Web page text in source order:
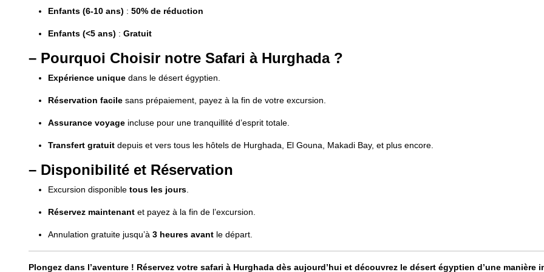
Enfants (6-10 ans) : 50% de réduction
Enfants (<5 ans) : Gratuit
– Pourquoi Choisir notre Safari à Hurghada ?
Expérience unique dans le désert égyptien.
Réservation facile sans prépaiement, payez à la fin de votre excursion.
Assurance voyage incluse pour une tranquillité d’esprit totale.
Transfert gratuit depuis et vers tous les hôtels de Hurghada, El Gouna, Makadi Bay, et plus encore.
– Disponibilité et Réservation
Excursion disponible tous les jours
Réservez maintenant et payez à la fin de l’excursion.
Annulation gratuite jusqu’à 3 heures avant le départ.
Plongez dans l’aventure ! Réservez votre safari à Hurghada dès aujourd’hui et découvrez le désert égyptien d’une manière